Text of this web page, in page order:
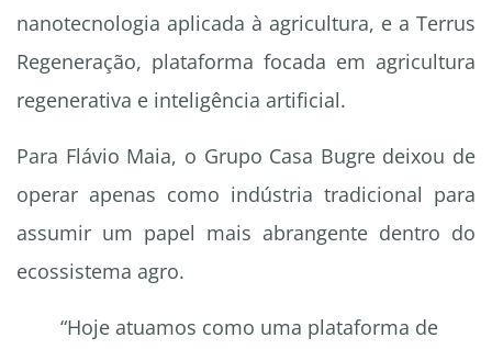
nanotecnologia aplicada à agricultura, e a Terrus
Regeneração, plataforma focada em agricultura
regenerativa e inteligência artificial.
Para Flávio Maia, o Grupo Casa Bugre deixou de
operar apenas como indústria tradicional para
assumir um papel mais abrangente dentro do
ecossistema agro.
“Hoje atuamos como uma plataforma de